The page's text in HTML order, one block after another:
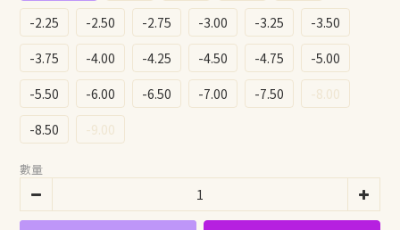
-2.25
-2.50 -2.75 -3.00 -3.25
-3.50
-3.75
-4.00 -4.25 -4.50 -4.75
-5.00
-5.50
-6.00 -6.50 -7.00 -7.50
-8.00
-8.50
-9.00
數量